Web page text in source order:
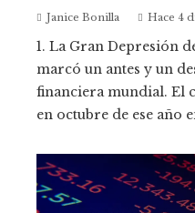
Janice Bonilla Hace 4
1. La Gran Depresión
marcó un antes y un
financiera mundial. El
en octubre de ese año